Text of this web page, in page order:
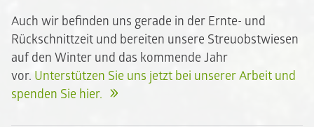
Auch wir befinden uns gerade in der Ernte- und
Rückschnittzeit und bereiten unsere Streuobstwiesen
auf den Winter und das kommende Jahr
vor. Unterstützen Sie uns jetzt bei unserer Arbeit und
spenden Sie hier.